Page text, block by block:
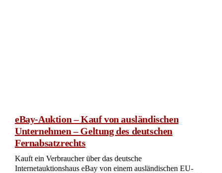
eBay-Auktion – Kauf von ausländischen
Unternehmen – Geltung des deutschen
Fernabsatzrechts
Kauft ein Verbraucher über das deutsche
Internetauktionshaus eBay von einem ausländischen EU-